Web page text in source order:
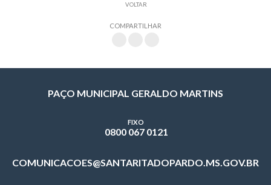
VOLTAR
COMPARTILHAR
PAÇO MUNICIPAL GERALDO MARTINS
FIXO
0800 067 0121
COMUNICACOES@SANTARITADOPARDO.MS.GOV.BR